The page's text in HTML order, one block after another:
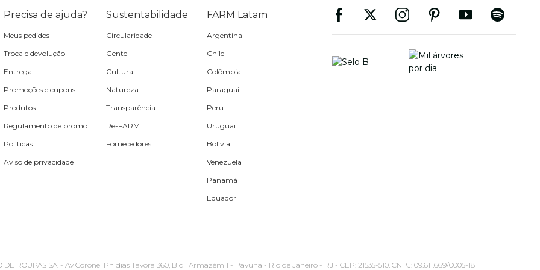
Precisa de ajuda?
Meus pedidos
Troca e devolução
Entrega
Promoções e cupons
Produtos
Regulamento de promo
Políticas
Aviso de privacidade
Sustentabilidade
Circularidade
Gente
Cultura
Natureza
Transparência
Re-FARM
Fornecedores
FARM Latam
Argentina
Chile
Colômbia
Paraguai
Peru
Uruguai
Bolívia
Venezuela
Panamá
Equador
ROUPAS SA. - Av Coronel Phidias Tavora 360, Blc 1 Armazém 1 - Pavuna - Rio de Janeiro - RJ - CEP: 21535-510. CNPJ: 09.611.669/0005-18